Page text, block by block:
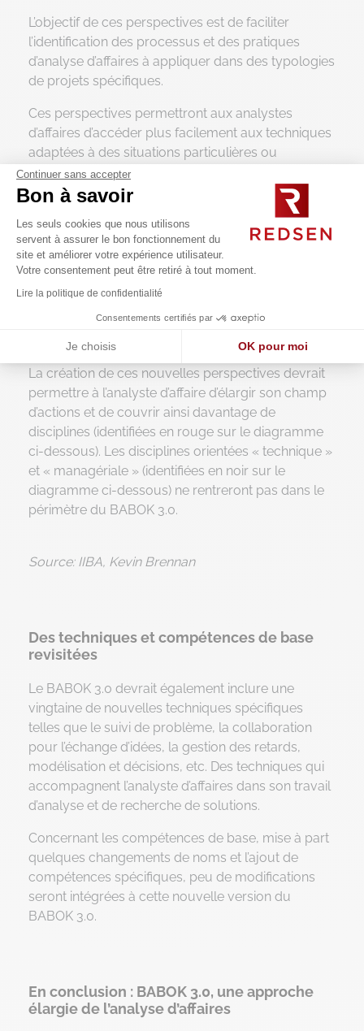
L’objectif de ces perspectives est de faciliter
l’identification des processus et des pratiques
d’analyse d’affaires à appliquer dans des typologies
de projets spécifiques.
Ces perspectives permettront aux analystes
d’affaires d’accéder plus facilement aux techniques
adaptées à des situations particulières ou
méconnues.
Plus concrètement, ces perspectives constituent
un outillage pour intervenir plus aisément sur
différentes disciplines telles que l’agilité en
entreprise, l’informatique décisionnelle,
métier, les technologies de l’information, etc.
Source: IIBA, Kevin Brennan
La création de ces nouvelles perspectives devrait
permettre à l’analyste d’affaire d’élargir son champ
d’actions et de couvrir ainsi davantage de
disciplines (identifiées en rouge sur le diagramme
ci-dessous). Les disciplines orientées « technique »
et « managériale » (identifiées en noir sur le
diagramme ci-dessous) ne rentreront pas dans le
périmètre du BABOK 3.0.
Source: IIBA, Kevin Brennan
Des techniques et compétences de base
revisitées
Le BABOK 3.0 devrait également inclure une
vingtaine de nouvelles techniques spécifiques
telles que le suivi de problème, la collaboration
pour l’échange d’idées, la gestion des retards,
modélisation et décisions, etc. Des techniques qui
accompagnent l’analyste d’affaires dans son travail
d’analyse et de recherche de solutions.
Concernant les compétences de base, mise à part
quelques changements de noms et l’ajout de
compétences spécifiques, peu de modifications
seront intégrées à cette nouvelle version du
BABOK 3.0.
En conclusion : BABOK 3.0, une approche
élargie de l’analyse d’affaires
Continuer sans accepter
Bon à savoir
Les seuls cookies que nous utilisons
servent à assurer le bon fonctionnement du
site et améliorer votre expérience utilisateur.
Votre consentement peut être retiré à tout moment.
Lire la politique de confidentialité
Consentements certifiés par
Je choisis OK pour moi
Axeptio consent
Plateforme de Gestion du Consentement : Personnalisez vos
Notre plateforme vous permet d'adapter et de gérer vos